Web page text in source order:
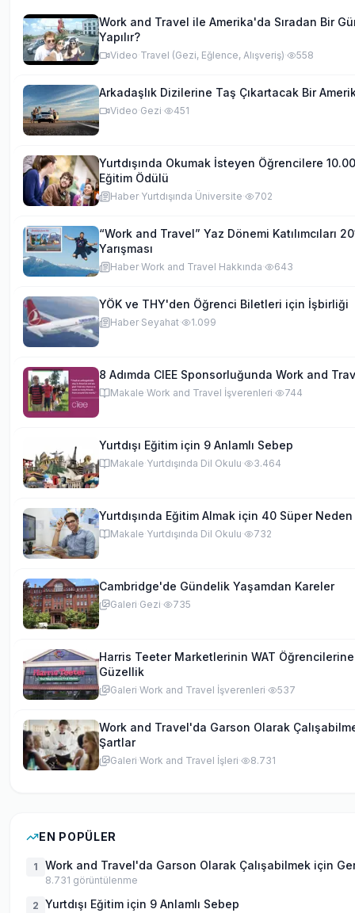
Work and Travel ile Amerika'da Sıradan Bir
Yapılır?
Video Travel (Gezi, Eğlence, Alışveriş) 558
Arkadaşlık Dizilerine Taş Çıkartacak Bir
Video Gezi 451
Yurtdışında Okumak İsteyen Öğrencilere
Eğitim Ödülü
Haber Yurtdışında Üniversite 702
“Work and Travel” Yaz Dönemi Katılımcıları
Yarışması
Haber Work and Travel Hakkında 643
YÖK ve THY'den Öğrenci Biletleri için İşbirliği
Haber Seyahat 1.099
8 Adımda CIEE Sponsorluğunda Work and
Makale Work and Travel İşverenleri 744
Yurtdışı Eğitim için 9 Anlamlı Sebep
Makale Yurtdışında Dil Okulu 3.464
Yurtdışında Eğitim Almak için 40 Süper Neden
Makale Yurtdışında Dil Okulu 732
Cambridge'de Gündelik Yaşamdan Kareler
Galeri Gezi 735
Harris Teeter Marketlerinin WAT
Güzellik
Galeri Work and Travel İşverenleri 537
Work and Travel'da Garson Olarak
Şartlar
Galeri Work and Travel İşleri 8.731
EN POPÜLER
1 Work and Travel'da Garson Olarak Çalışabilmek için
8.731 görüntülenme
2 Yurtdışı Eğitim için 9 Anlamlı Sebep